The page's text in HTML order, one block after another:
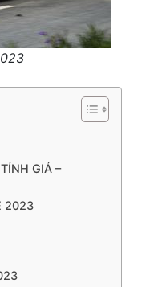
GIÁ –
2023